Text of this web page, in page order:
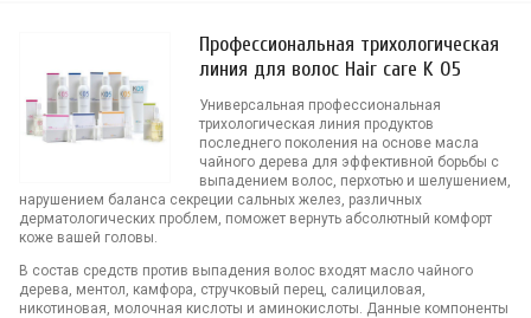
Профессиональная трихологическая
линия для волос Hair care K 05
Универсальная профессиональная
трихологическая линия продуктов
последнего поколения на основе масла
чайного дерева для эффективной борьбы с
выпадением волос, перхотью и шелушением,
нарушением баланса секреции сальных желез, различных
дерматологических проблем, поможет вернуть абсолютный комфорт
коже вашей головы.
В состав средств против выпадения волос входят масло чайного
дерева, ментол, камфора, стручковый перец, салициловая,
никотиновая, молочная кислоты и аминокислоты. Данные компоненты